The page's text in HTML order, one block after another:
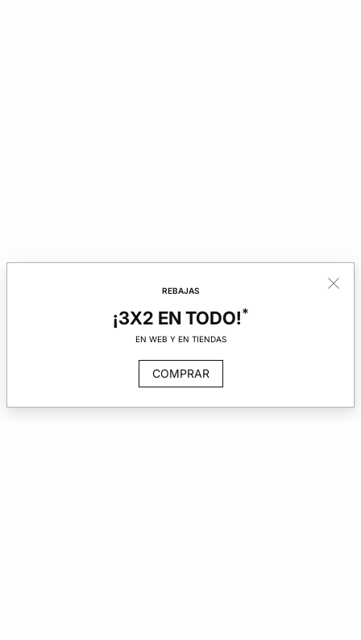
REBAJAS
¡3X2 EN TODO!*
EN WEB Y EN TIENDAS
COMPRAR